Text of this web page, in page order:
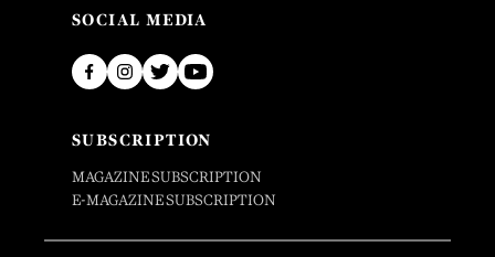
SOCIAL MEDIA
SUBSCRIPTION
MAGAZINE SUBSCRIPTION
E-MAGAZINE SUBSCRIPTION